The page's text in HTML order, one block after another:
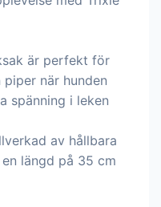
är perfekt för
när hunden
spänning i leken
av hållbara
längd på 35 cm